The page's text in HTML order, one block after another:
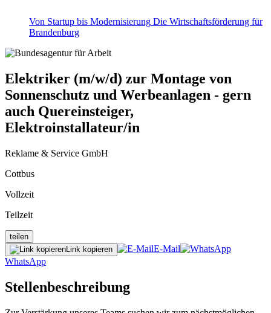
Von Startup bis Modernisierung Die Wirtschaftsförderung für
Brandenburg
Elektriker (m/w/d) zur Montage von
Sonnenschutz und Werbeanlagen - gern
auch Quereinsteiger,
Elektroinstallateur/in
Reklame & Service GmbH
Cottbus
Vollzeit
Teilzeit
teilen
Link kopieren
E-Mail
WhatsApp
Stellenbeschreibung